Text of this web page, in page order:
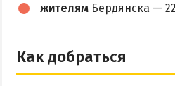
жителям Бердянска —
Как добраться